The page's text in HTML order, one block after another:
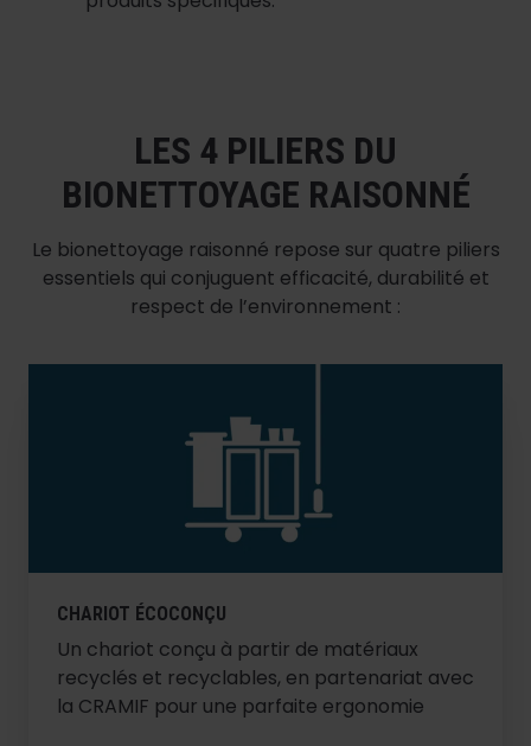
LES 4 PILIERS DU
BIONETTOYAGE RAISONNÉ
Le bionettoyage raisonné repose sur quatre piliers
essentiels qui conjuguent efficacité, durabilité et
respect de l’environnement :
CHARIOT ÉCOCONÇU
Un chariot conçu à partir de matériaux
recyclés et recyclables, en partenariat avec
la CRAMIF pour une parfaite ergonomie